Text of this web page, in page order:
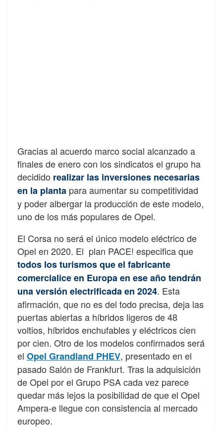
Gracias al acuerdo marco social alcanzado a
finales de enero con los sindicatos el grupo ha
decidido realizar las inversiones necesarias
en la planta para aumentar su competitividad
y poder albergar la producción de este modelo,
uno de los más populares de Opel.
El Corsa no será el único modelo eléctrico de
Opel en 2020. El plan PACE! especifica que
todos los turismos que el fabricante
comercialice en Europa en ese año tendrán
una versión electrificada en 2024. Esta
afirmación, que no es del todo precisa, deja las
puertas abiertas a híbridos ligeros de 48
voltios, híbridos enchufables y eléctricos cien
por cien. Otro de los modelos confirmados será
el Opel Grandland PHEV, presentado en el
pasado Salón de Frankfurt. Tras la adquisición
de Opel por el Grupo PSA cada vez parece
quedar más lejos la posibilidad de que el Opel
Ampera-e llegue con consistencia al mercado
europeo.